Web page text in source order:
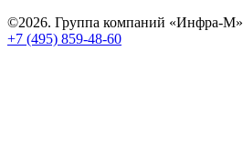
©2026. Группа компаний «Инфра-М»
+7 (495) 859-48-60